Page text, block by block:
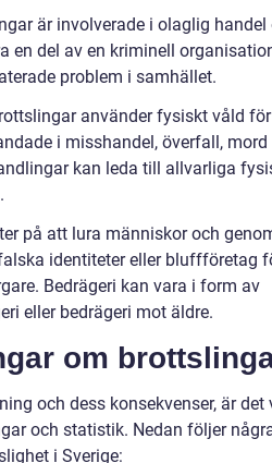
är involverade i olaglig handel
en del av en kriminell
problem i samhället.
använder fysiskt våld
i misshandel, överfall, mord
kan leda till allvarliga
på att lura människor och
identiteter eller bluffföretag
Bedrägeri kan vara i form av
eller bedrägeri mot äldre.
om
och dess konsekvenser, är det
och statistik. Nedan följer
i Sverige: